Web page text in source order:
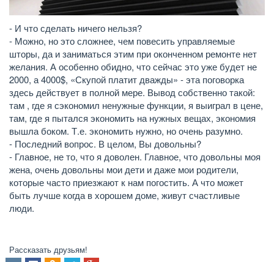
- И что сделать ничего нельзя?
- Можно, но это сложнее, чем повесить управляемые
шторы, да и заниматься этим при оконченном ремонте нет
желания. А особенно обидно, что сейчас это уже будет не
2000, а 4000$, «Скупой платит дважды» - эта поговорка
здесь действует в полной мере. Вывод собственно такой:
там , где я сэкономил ненужные функции, я выиграл в цене,
там, где я пытался экономить на нужных вещах, экономия
вышла боком. Т.е. экономить нужно, но очень разумно.
- Последний вопрос. В целом, Вы довольны?
- Главное, не то, что я доволен. Главное, что довольны моя
жена, очень довольны мои дети и даже мои родители,
которые часто приезжают к нам погостить. А что может
быть лучше когда в хорошем доме, живут счастливые
люди.
Рассказать друзьям!